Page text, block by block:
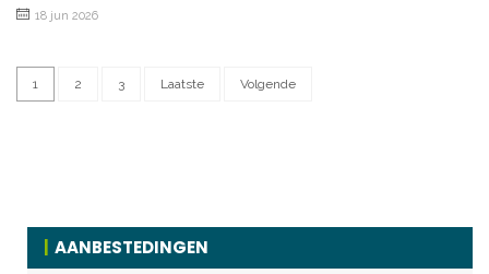
18 jun 2026
1 2 3 Laatste Volgende
AANBESTEDINGEN